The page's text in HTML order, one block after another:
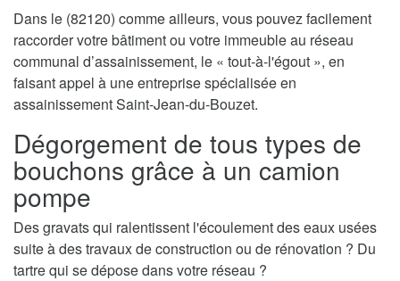
Dans le (82120) comme ailleurs, vous pouvez facilement
raccorder votre bâtiment ou votre immeuble au réseau
communal d’assainissement, le « tout-à-l'égout », en
faisant appel à une entreprise spécialisée en
assainissement Saint-Jean-du-Bouzet.
Dégorgement de tous types de
bouchons grâce à un camion
pompe
Des gravats qui ralentissent l'écoulement des eaux usées
suite à des travaux de construction ou de rénovation ? Du
tartre qui se dépose dans votre réseau ?